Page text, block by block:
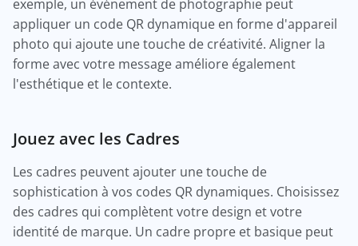
exemple, un événement de photographie peut
appliquer un code QR dynamique en forme d'appareil
photo qui ajoute une touche de créativité. Aligner la
forme avec votre message améliore également
l'esthétique et le contexte.
Jouez avec les Cadres
Les cadres peuvent ajouter une touche de
sophistication à vos codes QR dynamiques. Choisissez
des cadres qui complètent votre design et votre
identité de marque. Un cadre propre et basique peut